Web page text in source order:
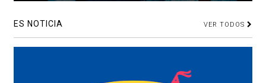
ES NOTICIA VER TODOS